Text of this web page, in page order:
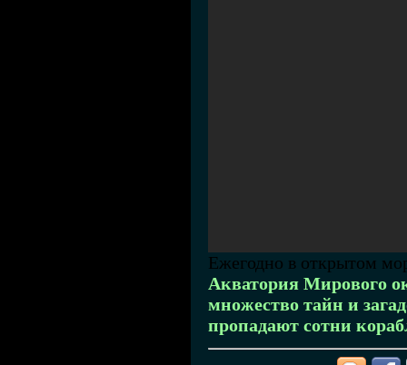
Ежегодно в открытом
Акватория Мирового
множество тайн и
пропадают сотни